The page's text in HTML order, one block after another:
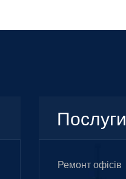
Послуги
Ремонт офісів